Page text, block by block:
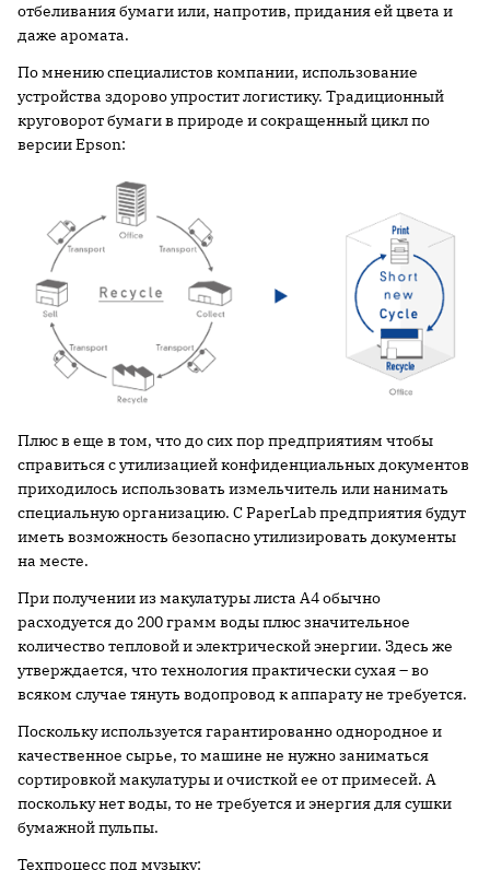
отбеливания бумаги или, напротив, придания ей цвета и
даже аромата.
По мнению специалистов компании, использование
устройства здорово упростит логистику. Традиционный
круговорот бумаги в природе и сокращенный цикл по
версии Epson:
Плюс в еще в том, что до сих пор предприятиям чтобы
справиться с утилизацией конфиденциальных документов
приходилось использовать измельчитель или нанимать
специальную организацию. С PaperLab предприятия будут
иметь возможность безопасно утилизировать документы
на месте.
При получении из макулатуры листа А4 обычно
расходуется до 200 грамм воды плюс значительное
количество тепловой и электрической энергии. Здесь же
утверждается, что технология практически сухая – во
всяком случае тянуть водопровод к аппарату не требуется.
Поскольку используется гарантированно однородное и
качественное сырье, то машине не нужно заниматься
сортировкой макулатуры и очисткой ее от примесей. А
поскольку нет воды, то не требуется и энергия для сушки
бумажной пульпы.
Техпроцесс под музыку: